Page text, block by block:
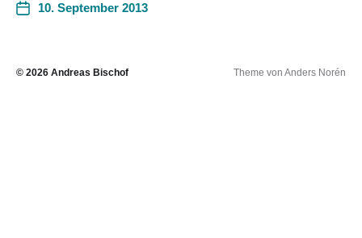
10. September 2013
© 2026 Andreas Bischof Theme von Anders Norén